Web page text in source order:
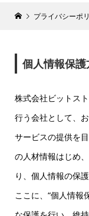
プライバシーポ
個人情報保護
株式会社ビットス
行う会社として、
サービスの提供を
の人材情報はじめ
り、個人情報の保
ここに、“個人情報